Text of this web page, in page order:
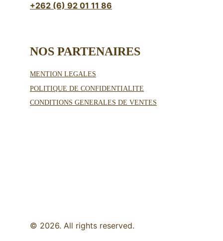
NOS PARTENAIRES
+262 (6) 92 01 11 86
© 2026. All rights reserved.
MENTION LEGALES
POLITIQUE DE CONFIDENTIALITE
CONDITIONS GENERALES DE VENTES